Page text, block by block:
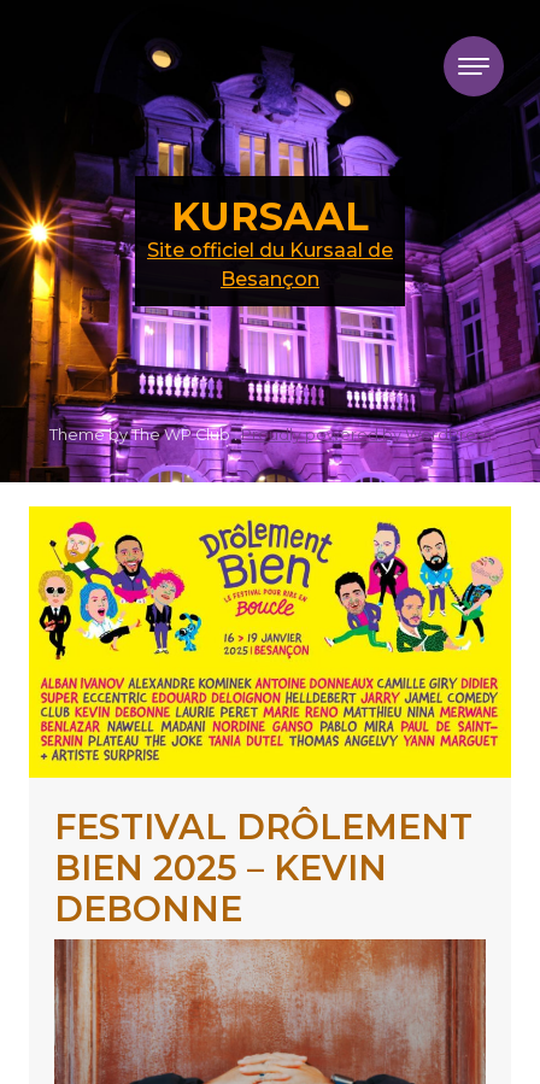
FESTIVAL DRÔLEMENT
BIEN 2025 – KEVIN
DEBONNE
KURSAAL
Site officiel du Kursaal de
Besançon
Theme by The WP Club .Proudly powered by WordPress